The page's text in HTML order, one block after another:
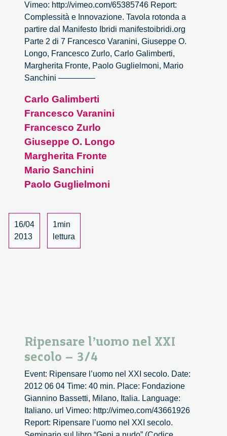
Vimeo: http://vimeo.com/65385746 Report:
Complessità e Innovazione. Tavola rotonda a
partire dal Manifesto Ibridi manifestoibridi.org
Parte 2 di 7 Francesco Varanini, Giuseppe O.
Longo, Francesco Zurlo, Carlo Galimberti,
Margherita Fronte, Paolo Guglielmoni, Mario
Sanchini ————–
Carlo Galimberti
Francesco Varanini
Francesco Zurlo
Giuseppe O. Longo
Margherita Fronte
Mario Sanchini
Paolo Guglielmoni
16/04
2013
1min
lettura
Ripensare l’uomo nel XXI
secolo – 3/4
Event: Ripensare l’uomo nel XXI secolo. Date:
2012 06 04 Time: 40 min. Place: Fondazione
Giannino Bassetti, Milano, Italia. Language:
Italiano. url Vimeo: http://vimeo.com/43661926
Report: Ripensare l’uomo nel XXI secolo.